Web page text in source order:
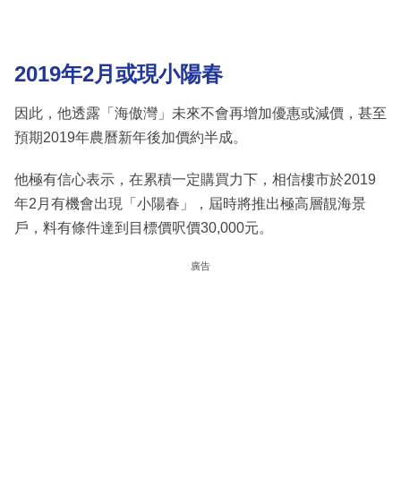
2019年2月或現小陽春
因此，他透露「海傲灣」未來不會再增加優惠或減價，甚至
預期2019年農曆新年後加價約半成。
他極有信心表示，在累積一定購買力下，相信樓市於2019
年2月有機會出現「小陽春」，屆時將推出極高層靚海景
戶，料有條件達到目標價呎價30,000元。
廣告